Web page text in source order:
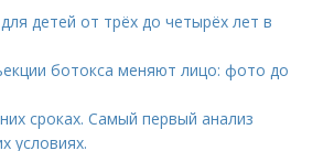
детей от трёх до четырёх лет в
ботокса меняют лицо: фото до
сроках. Самый первый анализ
условиях.